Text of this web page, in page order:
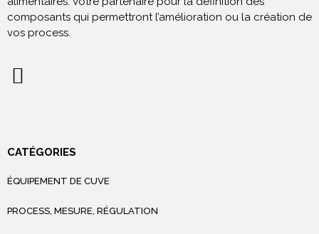
composants qui permettront l’amélioration ou la création de
vos process.
CATÉGORIES
ÉQUIPEMENT DE CUVE
PROCESS, MESURE, RÉGULATION